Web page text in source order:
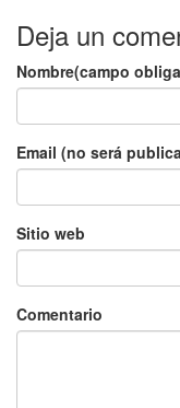
Deja un
Nombre(campo
Email (no será
Sitio web
Comentario